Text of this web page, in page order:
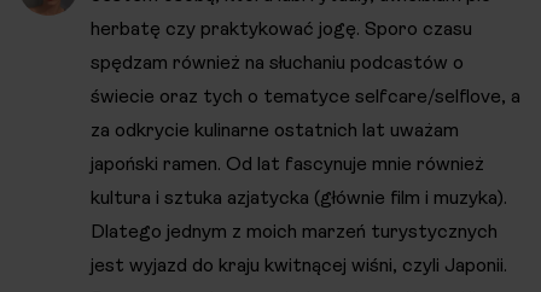
herbatę czy praktykować jogę. Sporo czasu
spędzam również na słuchaniu podcastów o
świecie oraz tych o tematyce selfcare/selflove, a
za odkrycie kulinarne ostatnich lat uważam
japoński ramen. Od lat fascynuje mnie również
kultura i sztuka azjatycka (głównie film i muzyka).
Dlatego jednym z moich marzeń turystycznych
jest wyjazd do kraju kwitnącej wiśni, czyli Japonii.